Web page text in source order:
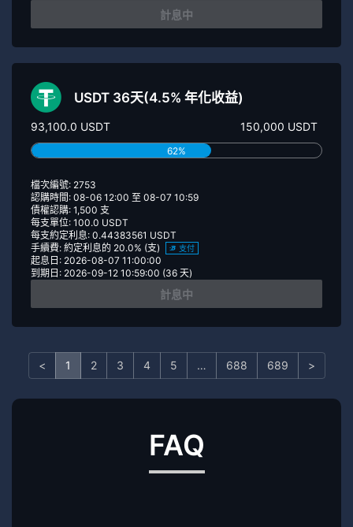
計息中
USDT 36天(4.5% 年化收益)
93,100.0 USDT 150,000 USDT
62%
檔次編號: 2753
認購時間: 08-06 12:00 至 08-07 10:59
債權認購: 1,500 支
每支單位: 100.0 USDT
每支約定利息: 0.44383561 USDT
手續費: 約定利息的 20.0% (支)
支付
起息日: 2026-08-07 11:00:00
到期日: 2026-09-12 10:59:00 (36 天)
計息中
< 1 2 3 4 5 … 688 689 >
FAQ